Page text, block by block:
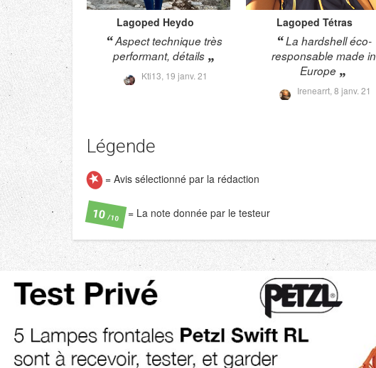
Lagoped Heydo
Aspect technique très
performant, détails
Kti13, 19 janv. 21
Lagoped Tétras
La hardshell éco-
responsable made in
Europe
Irenearrt,8 janv. 21
Légende
= Avis sélectionné par la rédaction
10/10 = La note donnée par le testeur